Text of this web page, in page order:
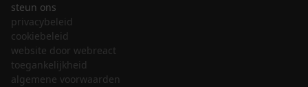
steun ons
privacybeleid
cookiebeleid
website door webreact
toegankelijkheid
algemene voorwaarden